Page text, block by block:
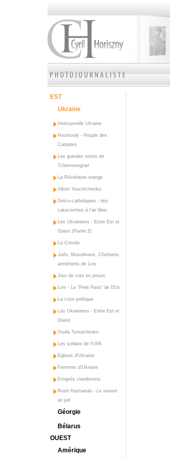
EST
Ukraine
Intemporelle Ukraine
Houtsouly - Peuple des
Carpates
Les gueules noires de
Tchervonograd
La Révolution orange
Viktor Youchtchenko
Gréco-catholiques : des
catacombes à l'air libre
Les Ukrainiens - Entre Est et
Ouest (Partie 2)
La Crimée
Juifs, Musulmans, Chrétiens
arméniens de Lviv
Jour de vote en prison
Lviv - Le "Petit Paris" de l'Est
La crise politique
Les Ukrainiens - Entre Est et
Ouest
Youlia Tymochenko
Les soldats de l'UPA
Eglises d'Ukraine
Femmes d'Ukraine
Emigrés clandestins
Rosh Hashanah - Le nouvel
an juif
Géorgie
Bélarus
OUEST
Amérique